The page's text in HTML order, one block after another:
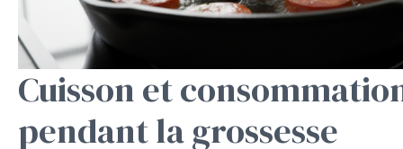
Cuisson et
pendant la grossesse